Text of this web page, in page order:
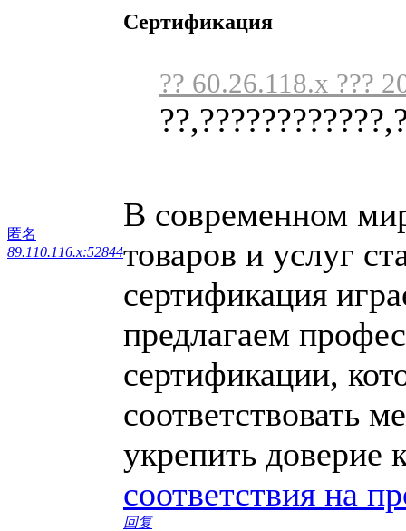
匿名
89.110.116.x:52844
Сертификация
?? 60.26.118.x ???
В современном
товаров и услуг
сертификация
предлагаем
сертификации,
соответствовать
укрепить доверие
соответствия на
回复